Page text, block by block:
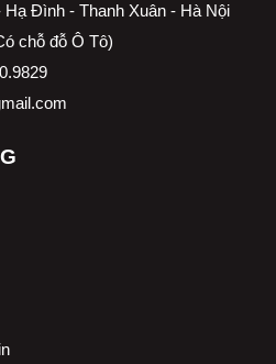
Hạ Đình - Thanh Xuân - Hà Nội
chỗ đỗ Ô Tô)